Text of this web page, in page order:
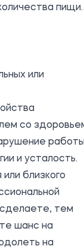
пищи.
или
со
работы
и усталость.
близкого
тем
шанс на
на